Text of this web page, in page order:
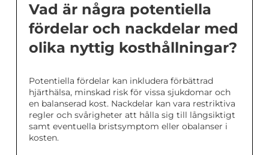
Vad är några potentiella
fördelar och nackdelar med
olika nyttig kosthållningar?
Potentiella fördelar kan inkludera förbättrad
hjärthälsa, minskad risk för vissa sjukdomar och
en balanserad kost. Nackdelar kan vara restriktiva
regler och svårigheter att hålla sig till långsiktigt
samt eventuella bristsymptom eller obalanser i
kosten.